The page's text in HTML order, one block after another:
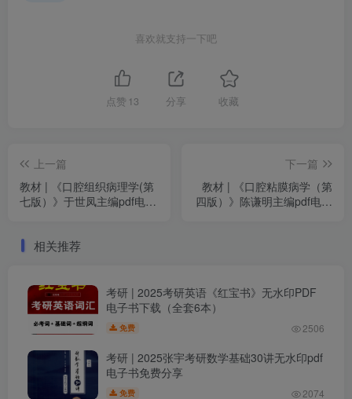
喜欢就支持一下吧
点赞 13 分享 收藏
上一篇
教材 | 《口腔组织病理学(第
七版）》于世凤主编pdf电子
下一篇
教材 | 《口腔粘膜病学（第
四版）》陈谦明主编pdf电子
相关推荐
考研 | 2025考研英语《红宝书》无水印PDF
电子书下载（全套6本）
免费 2506
考研 | 2025张宇考研数学基础30讲无水印pdf
电子书免费分享
免费 2074